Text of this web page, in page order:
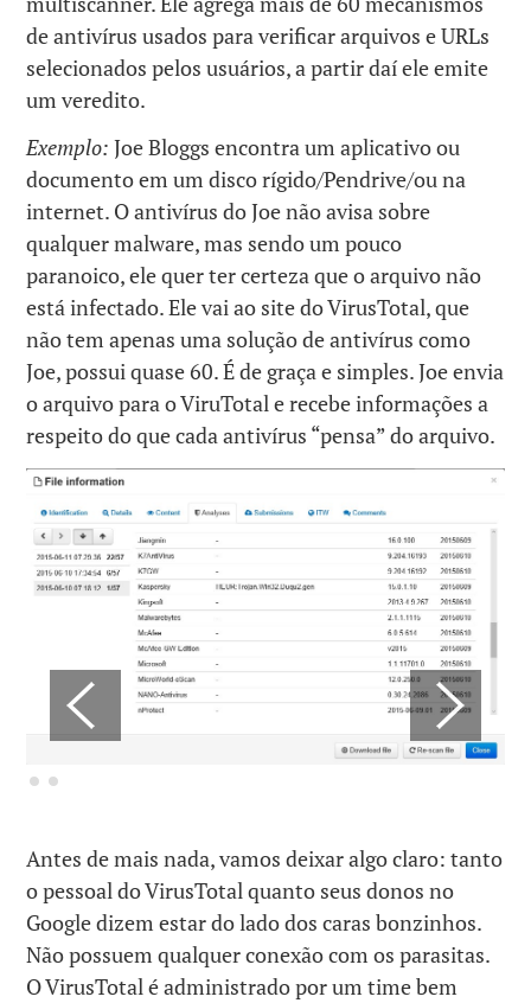
de antivírus usados para verificar arquivos e URLs
selecionados pelos usuários, a partir daí ele emite
um veredito.
Exemplo:Joe Bloggs encontra um aplicativo ou
documento em um disco rígido/Pendrive/ou na
internet. O antivírus do Joe não avisa sobre
qualquer malware, mas sendo um pouco
paranoico, ele quer ter certeza que o arquivo não
está infectado. Ele vai ao site do VirusTotal, que
não tem apenas uma solução de antivírus como
Joe, possui quase 60. É de graça e simples. Joe envia
o arquivo para o ViruTotal e recebe informações a
respeito do que cada antivírus “pensa” do arquivo.
Antes de mais nada, vamos deixar algo claro: tanto
o pessoal do VirusTotal quanto seus donos no
Google dizem estar do lado dos caras bonzinhos.
Não possuem qualquer conexão com os parasitas.
O VirusTotal é administrado por um time bem